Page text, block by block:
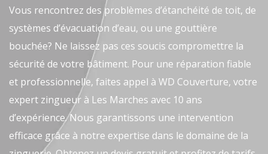
Vous rencontrez des problèmes d’étanchéité de toit, de
systèmes d’évacuation d’eau, ou une gouttière
bouchée? Ne laissez pas ces soucis compromettre la
sécurité de votre bâtiment. Pour une réparation fiable
et professionnelle, faites appel à WD Couverture, votre
expert zingueur à Les Marches avec 10 ans
d’expérience. Nous garantissons une intervention
efficace grâce à notre expertise dans le domaine de la